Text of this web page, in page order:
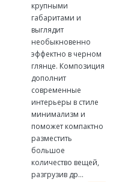
крупными
габаритами и
выглядит
необыкновенно
эффектно в черном
глянце. Композиция
дополнит
современные
интерьеры в стиле
минимализм и
поможет компактно
разместить
большое
количество вещей,
разгрузив др...